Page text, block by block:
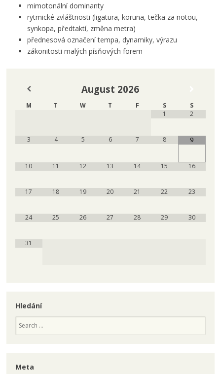
mimotonální dominanty
rytmické zvláštnosti (ligatura, koruna, tečka za notou,
synkopa, předtaktí, změna metra)
přednesová označení tempa, dynamiky, výrazu
zákonitosti malých písňových forem
August 2026
M T W T F S
S
1
2
3 4 5 6 7 8 9
10 11 12 13 14 15 16
17 18 19 20 21 22 23
24 25 26 27 28 29 30
31
Hledání
Meta